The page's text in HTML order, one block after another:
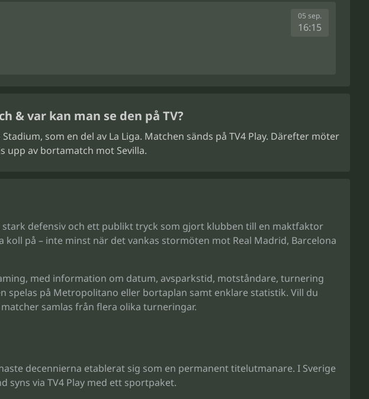
05 sep.
16:15
& var kan man se den på TV?
som en del av La Liga. Matchen sänds på TV4 Play. Därefter möter
upp av bortamatch mot Sevilla.
defensiv och ett publikt tryck som gjort klubben till en maktfaktor
på – inte minst när det vankas stormöten mot Real Madrid, Barcelona
med information om datum, avsparkstid, motståndare, turnering
på Metropolitano eller bortaplan samt enklare statistik. Vill du
samlas från flera olika turneringar.
decennierna etablerat sig som en permanent titelutmanare. I Sverige
via TV4 Play med ett sportpaket.